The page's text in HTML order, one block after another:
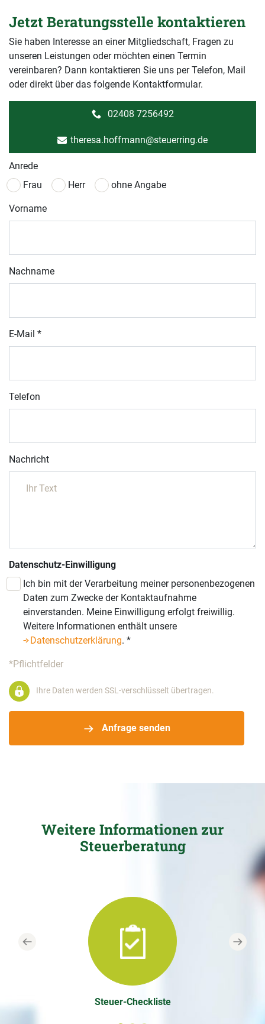
Jetzt Beratungsstelle kontaktieren
Sie haben Interesse an einer Mitgliedschaft, Fragen zu
unseren Leistungen oder möchten einen Termin
vereinbaren? Dann kontaktieren Sie uns per Telefon, Mail
oder direkt über das folgende Kontaktformular.
02408 7256492
theresa.hoffmann@steuerring.de
Anrede
Frau
Herr ohne Angabe
Vorname
Nachname
E-Mail *
Telefon
Nachricht
Datenschutz-Einwilligung
Ich bin mit der Verarbeitung meiner personenbezogenen
Daten zum Zwecke der Kontaktaufnahme
einverstanden. Meine Einwilligung erfolgt freiwillig.
Weitere Informationen enthält unsere
Datenschutzerklärung. *
*Pflichtfelder
Anfrage senden
Ihre Daten werden SSL-verschlüsselt übertragen.
Weitere Informationen zur
Steuerberatung
Steuer-Checkliste
Previous Next